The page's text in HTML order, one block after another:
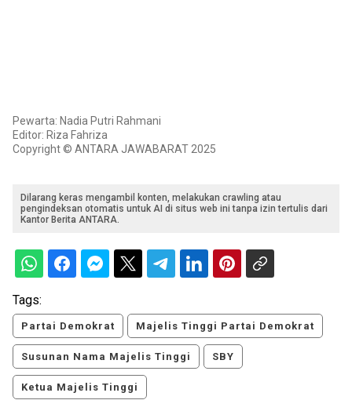
Pewarta: Nadia Putri Rahmani
Editor: Riza Fahriza
Copyright © ANTARA JAWABARAT 2025
Dilarang keras mengambil konten, melakukan crawling atau
pengindeksan otomatis untuk AI di situs web ini tanpa izin tertulis dari
Kantor Berita ANTARA.
Tags:
Partai Demokrat Majelis Tinggi Partai Demokrat
Susunan Nama Majelis Tinggi SBY
Ketua Majelis Tinggi